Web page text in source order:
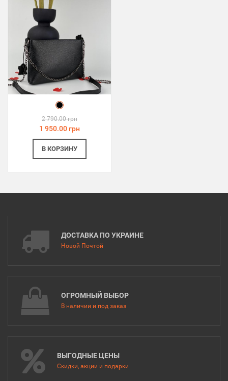
2 790.00 грн
1 950.00 грн
В КОРЗИНУ
ДОСТАВКА ПО УКРАИНЕ
Новой Почтой
ОГРОМНЫЙ ВЫБОР
В наличии и под заказ
ВЫГОДНЫЕ ЦЕНЫ
Скидки, акции и подарки